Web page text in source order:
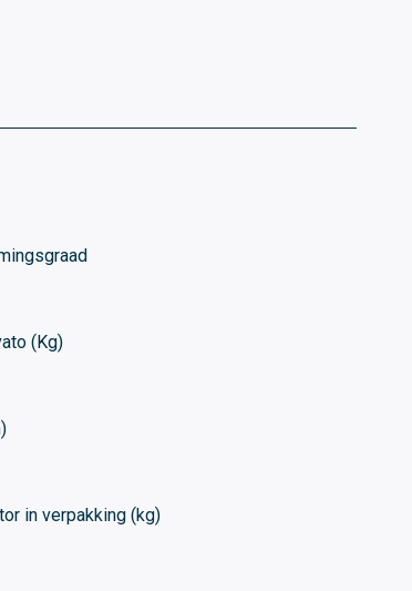
(Kg)
in verpakking (kg)